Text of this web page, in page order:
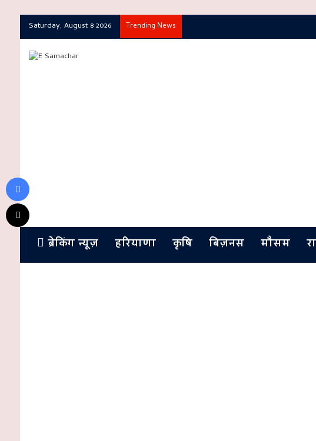
Saturday, August 8 2026 Trending News
ब्रेकिंग न्यूज़ हरियाणा कृषि बिज़नस मौसम